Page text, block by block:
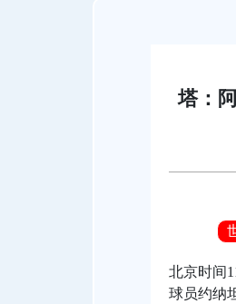
塔：
北京时间
球员约纳